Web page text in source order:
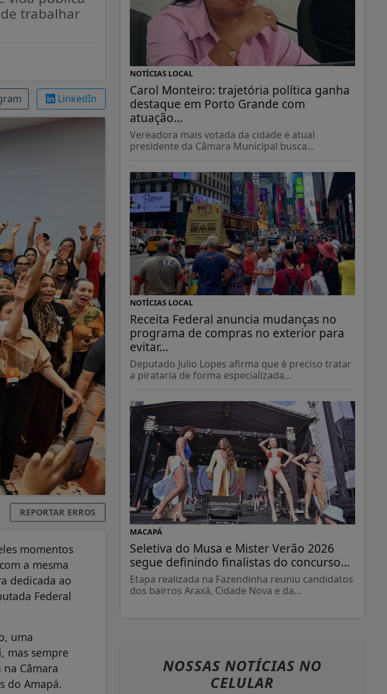
trabalhar
LinkedIn
REPORTAR ERROS
momentos
a mesma
dedicada ao
Federal
uma
mas sempre
Câmara
do Amapá.
NOTÍCIAS LOCAL
Carol Monteiro: trajetória política ganha
destaque em Porto Grande com
atuação...
Vereadora mais votada da cidade e atual
presidente da Câmara Municipal busca...
NOTÍCIAS LOCAL
Receita Federal anuncia mudanças no
programa de compras no exterior para
evitar...
Deputado Julio Lopes afirma que é preciso tratar
a pirataria de forma especializada...
MACAPÁ
Seletiva do Musa e Mister Verão 2026
segue definindo finalistas do concurso...
Etapa realizada na Fazendinha reuniu candidatos
dos bairros Araxá, Cidade Nova e da...
NOSSAS NOTÍCIAS NO
CELULAR